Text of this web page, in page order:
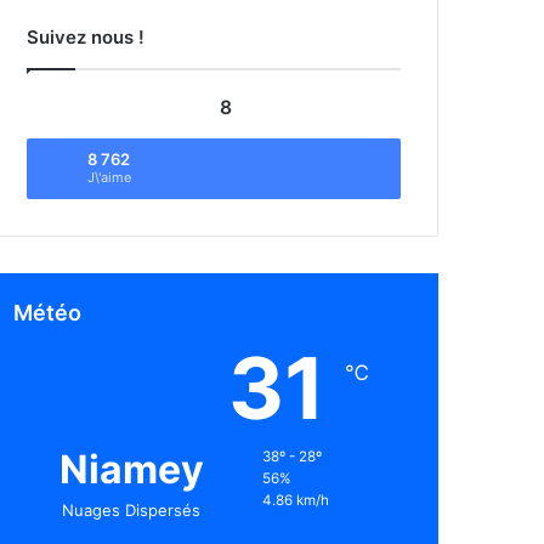
Suivez nous !
8
8 762
J\'aime
Météo
Niamey
Nuages Dispersés
31 ℃
38º - 28º
56%
4.86 km/h